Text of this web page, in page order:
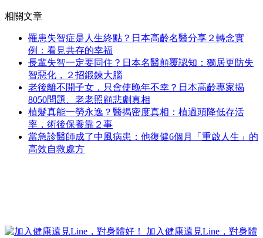
相關文章
罹患失智症是人生終點？日本高齡名醫分享２轉念實
例：看見共存的幸福
長輩失智一定要同住？日本名醫顛覆認知：獨居更防失
智惡化，２招鍛鍊大腦
老後離不開子女，只會使晚年不幸？日本高齡專家揭
8050問題、老老照顧悲劇真相
植髮真能一勞永逸？醫揭密度真相：植過頭降低存活
率，術後保養靠２事
當急診醫師成了中風病患：他復健6個月「重啟人生」的
高效自救處方
加入健康遠見Line，對身體